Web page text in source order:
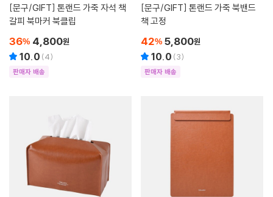
[문구/GIFT]
갈피 북마커 북클립
36% 4,800원
10.0 (4)
판매자 배송
[문구/GIFT]
책 고정
42% 5,800원
10.0 (3)
판매자 배송